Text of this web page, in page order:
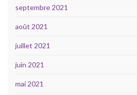
septembre 2021
août 2021
juillet 2021
juin 2021
mai 2021